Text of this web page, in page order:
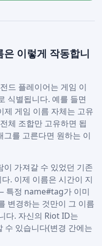
이렇게 작동합니
드 플레이어는 게임 이
식별됩니다. 예를 들면
제 게임 이름 자체는 고유
체 조합만 고유하면 됩
그를 고른다면 원하는 이
가져갈 수 있었던 기존
. 이제 이름은 시간이 지
특정 name#tag가 이미
변경하는 것만이 그 이름
다. 자신의 Riot ID는
수 있습니다(변경 간에는